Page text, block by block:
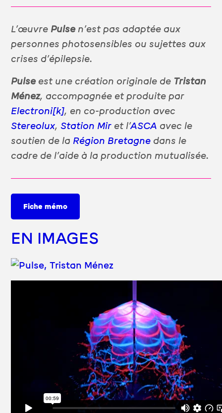
L’œuvre Pulsen’est pas adaptée aux
personnes photosensibles ou sujettes aux
crises d’épilepsie.
Pulseest une création originale de Tristan
Ménez, accompagnée et produite par
Electroni[k], en co-production avec
Stereolux, Station Mir et l’ASCA avec le
soutien de la Région Bretagne dans le
cadre de l’aide à la production mutualisée.
Fiche mémo
EN IMAGES